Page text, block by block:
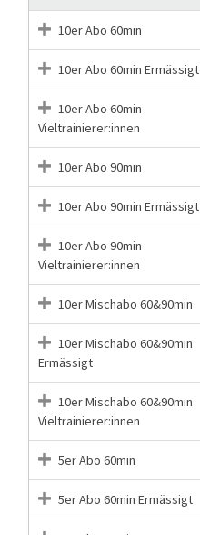
10er Abo 60min
10er Abo 60min Ermässigt
10er Abo 60min
Vieltrainierer:innen
10er Abo 90min
10er Abo 90min Ermässigt
10er Abo 90min
Vieltrainierer:innen
10er Mischabo 60&90min
10er Mischabo 60&90min
Ermässigt
10er Mischabo 60&90min
Vieltrainierer:innen
5er Abo 60min
5er Abo 60min Ermässigt